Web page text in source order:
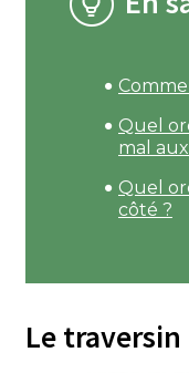
Quel
mal
Quel
côté ?
Le traversin